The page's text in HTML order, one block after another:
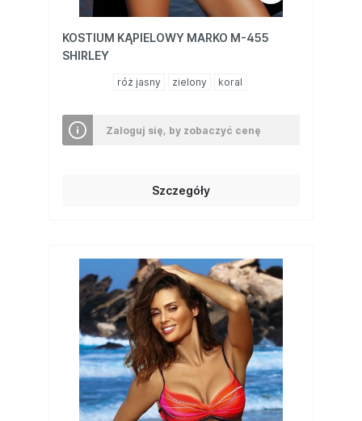
KOSTIUM KĄPIELOWY MARKO M-455
SHIRLEY
róż jasny zielony koral
Zaloguj się, by zobaczyć cenę
Szczegóły